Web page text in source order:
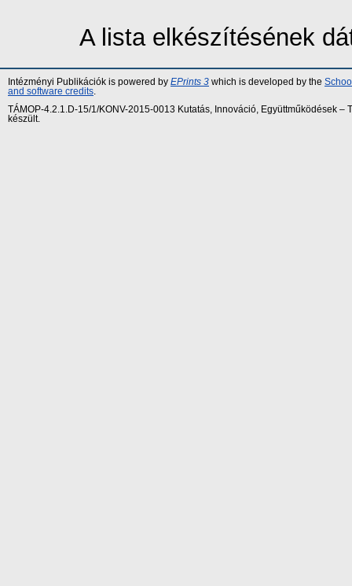
A lista elkészítésének
Intézményi Publikációk is powered by EPrints 3 which is developed by the
and software credits
TÁMOP-4.2.1.D-15/1/KONV-2015-0013 Kutatás, Innováció, Együttműködések
készült.